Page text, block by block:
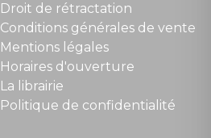
Droit de rétractation
Conditions générales de vente
Mentions légales
Horaires d'ouverture
La librairie
Politique de confidentialité